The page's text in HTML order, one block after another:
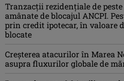
Tranzacții rezidențiale de
amânate de blocajul ANCPI.
prin credit ipotecar, în valoare
blocate
Creşterea atacurilor în Marea
asupra fluxurilor globale de